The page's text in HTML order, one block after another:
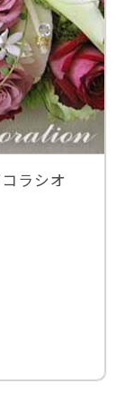
ラシオ